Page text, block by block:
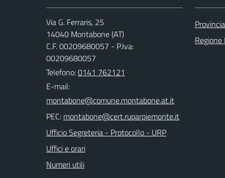
Via G. Ferraris, 25
14040 Montabone (AT)
C.F. 00209680057 - P.Iva:
00209680057
Telefono:0141 762121
E-mail:
PEC:
Ufficio Segreteria - Protocollo - URP
Uffici e orari
Numeri utili